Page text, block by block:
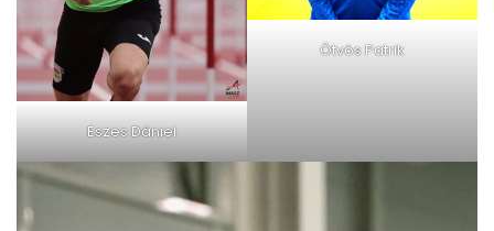
Eszes Dániel
Ötvös Patrik